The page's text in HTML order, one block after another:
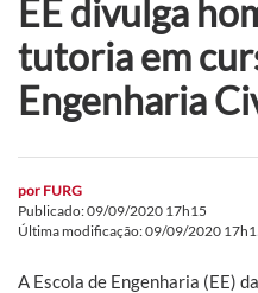
EE divulga
tutoria em
Engenharia
por FURG
Publicado: 09/09/2020 17h15
Última modificação: 09/09/2020
A Escola de Engenharia (EE)